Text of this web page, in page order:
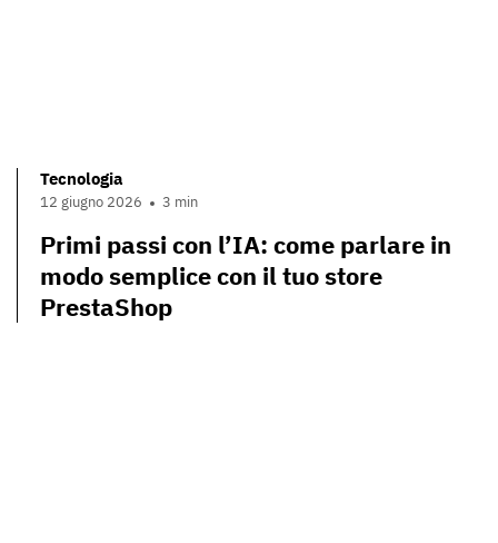
Tecnologia
12 giugno 2026 3 min
Primi passi con l’IA: come parlare in
modo semplice con il tuo store
PrestaShop